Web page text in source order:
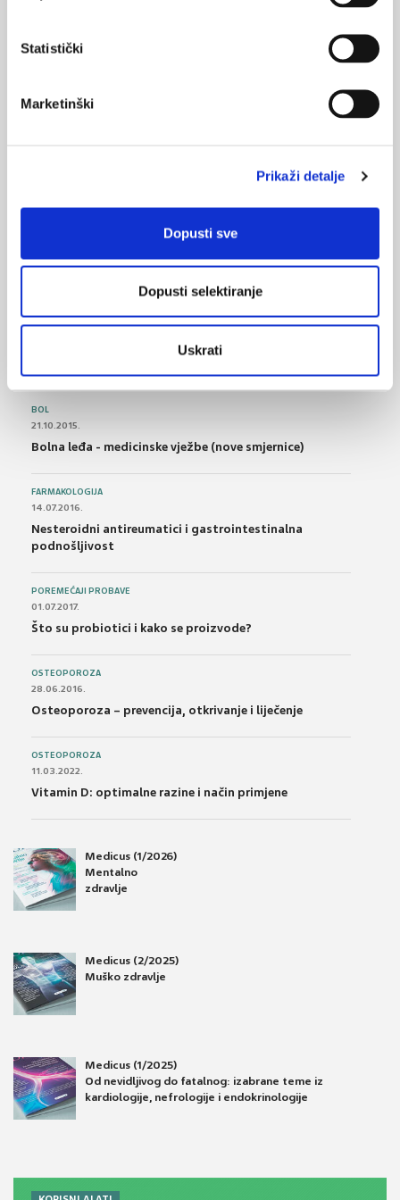
Statistički
Marketinški
Prikaži detalje
Dopusti sve
Dopusti selektiranje
Uskrati
22.02.2019.
Atorvastatin u liječenju sepse
NAJPOPULARNIJE >
<
BOL
21.10.2015.
Bolna leđa - medicinske vježbe (nove smjernice)
FARMAKOLOGIJA
14.07.2016.
Nesteroidni antireumatici i gastrointestinalna
podnošljivost
POREMEĆAJI PROBAVE
01.07.2017.
Što su probiotici i kako se proizvode?
OSTEOPOROZA
28.06.2016.
Osteoporoza – prevencija, otkrivanje i liječenje
OSTEOPOROZA
11.03.2022.
Vitamin D: optimalne razine i način primjene
Medicus (1/2026)
Mentalno
zdravlje
Medicus (2/2025)
Muško zdravlje
Medicus (1/2025)
Od nevidljivog do fatalnog: izabrane teme iz
kardiologije, nefrologije i endokrinologije